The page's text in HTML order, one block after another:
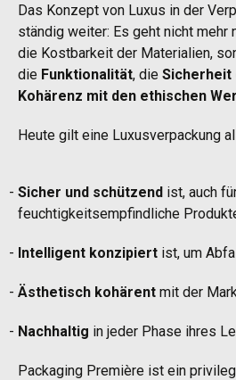
Das Konzept von Luxus in der
ständig weiter: Es geht nicht mehr
die Kostbarkeit der Materialien,
die Funktionalität, die Sicherheit
Kohärenz mit den ethischen
Heute gilt eine Luxusverpackung
Sicher und schützend ist, auch
feuchtigkeitsempfindliche
Intelligent konzipiert ist, um
Ästhetisch kohärent mit der
Nachhaltig in jeder Phase ihres
Packaging Première ist ein